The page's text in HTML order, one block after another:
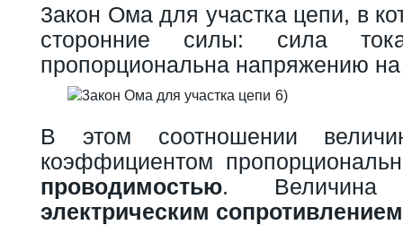
3акон Ома для участка цепи, в
сторонние силы: сила
пропорциональна напряжению на
6)
В этом соотношении
коэффициентом
проводимостью.
электрическим сопротивлением